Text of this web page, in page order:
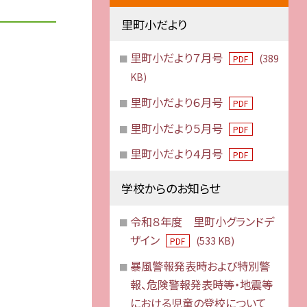
里町小だより
里町小だより７月号 PDF
(389
KB)
里町小だより６月号 PDF
里町小だより５月号 PDF
里町小だより４月号 PDF
学校からのお知らせ
令和８年度 里町小グランドデ
ザイン
PDF (533 KB)
暴風警報発表時および特別警
報、危険警報発表時等・地震等
における児童の登校について